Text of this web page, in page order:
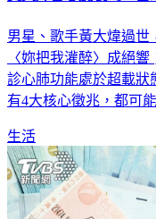
男星、歌手黃大煒過世
〈妳把我灌醉〉成絕
診心肺功能處於超載狀
有4大核心徵兆，都可
生活